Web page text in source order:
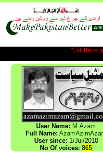
"Let there
User Name: M.Azam
Full Name:
User since: 1/Jul/2010
No Of voices: 865